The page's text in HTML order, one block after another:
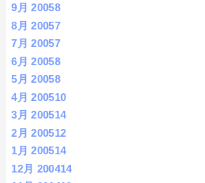
9月 20058
8月 20057
7月 20057
6月 20058
5月 20058
4月 200510
3月 200514
2月 200512
1月 200514
12月 200414